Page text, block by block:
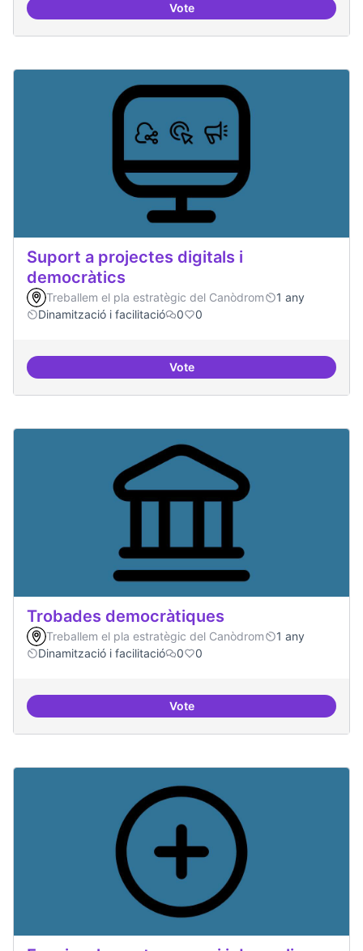
VoteTreball en xarxa amb projectes
Suport a projectes digitals i
democràtics
Treballem el pla estratègic del Canòdrom
1 any
Dinamització i facilitació
0 0
VoteSuport a projectes digitals i
Trobades democràtiques
Treballem el pla estratègic del Canòdrom
1 any
Dinamització i facilitació
0 0
VoteTrobades democràtiques